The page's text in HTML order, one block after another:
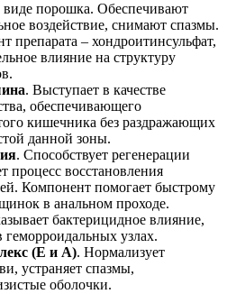
виде порошка. Обеспечивают
воздействие, снимают спазмы.
препарата – хондроитинсульфат,
влияние на структуру
. Выступает в качестве
обеспечивающего
кишечника без раздражающих
данной зоны.
. Способствует регенерации
процесс восстановления
Компонент помогает быстрому
в анальном проходе.
бактерицидное влияние,
геморроидальных узлах.
(Е и А). Нормализует
устраняет спазмы,
оболочки.